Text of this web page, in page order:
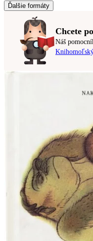
Ďalšie formáty
Chcete
Náš